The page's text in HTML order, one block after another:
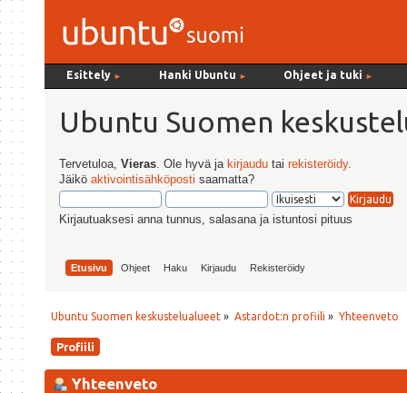
Esittely ► Hanki Ubuntu ► Ohjeet ja tuki ►
Ubuntu Suomen
Tervetuloa,Vieras . Ole hyvä ja kirjaudu tairekisteröidy.
Jäiköaktivointisähköposti saamatta?
Kirjautuaksesi anna tunnus, salasana ja istuntosi pituus
Etusivu Ohjeet Haku Kirjaudu Rekisteröidy
Ubuntu Suomen keskustelualueet » Astardot:n profiili » Yhteenveto
Profiili
Yhteenveto